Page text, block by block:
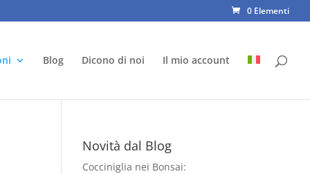
0 Elementi
Blog Dicono di noi Il mio account
Novità dal Blog
Cocciniglia nei Bonsai: